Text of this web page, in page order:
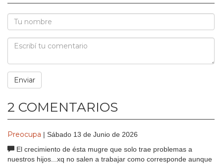
2 COMENTARIOS
Preocupa | Sábado 13 de Junio de 2026
El crecimiento de ésta mugre que solo trae problemas a
nuestros hijos...xq no salen a trabajar como corresponde aunque